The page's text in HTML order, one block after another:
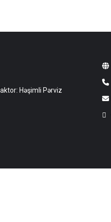
Həşimli Pərviz